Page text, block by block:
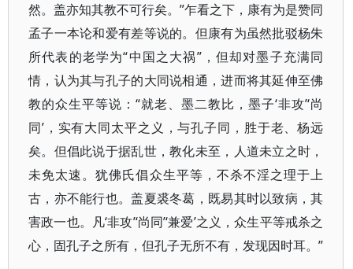
然。盖亦知其教不可行矣。”乍看之下，康有为是赞同
孟子一本论和爱有差等说的。但康有为虽然批驳杨朱
所代表的老学为“中国之大祸”，但却对墨子充满同
情，认为其与孔子的大同说相通，进而将其延伸至佛
教的众生平等说：“就老、墨二教比，墨子‘非攻’‘尚
同’，实有大同太平之义，与孔子同，胜于老、杨远
矣。但倡此说于据乱世，教化未至，人道未立之时，
未免太速。犹佛氏倡众生平等，不杀不淫之理于上
古，亦不能行也。盖夏裘冬葛，既易其时以致病，其
害政一也。凡‘非攻’‘尚同’‘兼爱’之义，众生平等戒杀之
心，固孔子之所有，但孔子无所不有，发现因时耳。”